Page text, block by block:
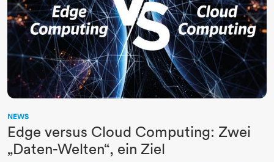
NEWS
Edge versus Cloud Computing: Zwei
„Daten-Welten“, ein Ziel